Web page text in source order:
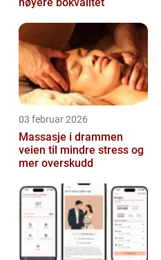
03 februar 2026
Massasje i drammen
veien til mindre stress og
mer overskudd